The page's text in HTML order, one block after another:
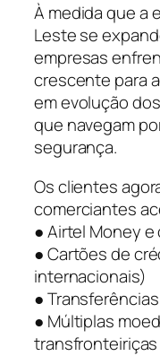
À medida que a
Leste se
empresas
crescente para
em evolução
que navegam
segurança.
Os clientes
comerciantes
● Airtel Money
● Cartões de
internacionais)
●
● Múltiplas
transfronteiriças